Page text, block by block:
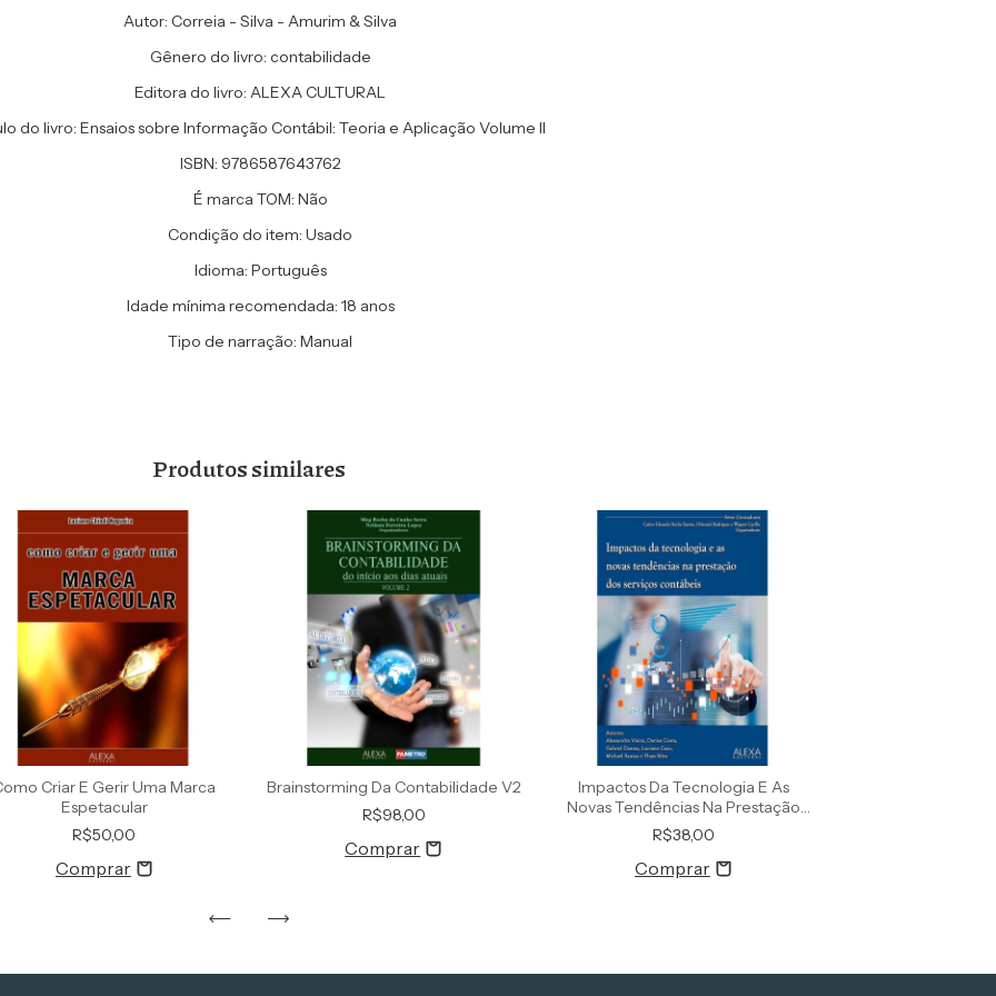
Autor: Correia - Silva - Amurim & Silva
Gênero do livro: contabilidade
Editora do livro: ALEXA CULTURAL
do livro: Ensaios sobre Informação Contábil: Teoria e Aplicação Volume II
ISBN: 9786587643762
É marca TOM: Não
Condição do item: Usado
Idioma: Português
Idade mínima recomendada: 18 anos
Tipo de narração: Manual
Produtos similares
Criar E Gerir Uma Marca
Espetacular
R$50,00
Brainstorming Da Contabilidade V2
R$98,00
Impactos Da Tecnologia E As
Novas Tendências Na Prestação
De
R$38,00